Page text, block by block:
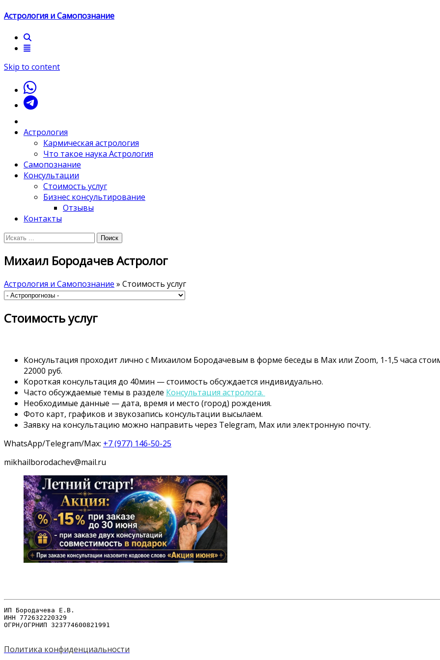
Астрология и Самопознание
Skip to content
Астрология
Кармическая астрология
Что такое наука Астрология
Самопознание
Консультации
Стоимость услуг
Бизнес консультирование
Отзывы
Контакты
Михаил Бородачев Астролог
Астрология и Самопознание » Стоимость услуг
Стоимость услуг
Консультация проходит лично с Михаилом Бородачевым в форме беседы в Max или Zoom, 1-1,5 часа
22000 руб.
Короткая консультация до 40мин — стоимость обсуждается индивидуально.
Часто обсуждаемые темы в разделе Консультация астролога.
Необходимые данные — дата, время и место (город) рождения.
Фото карт, графиков и звукозапись консультации высылаем.
Заявку на консультацию можно направить через Telegram, Max или электронную почту.
WhatsApp/Telegram/Max: +7 (977) 146-50-25
mikhailborodachev@mail.ru
ИП Бородачева Е.В.
ИНН 772632220329
ОГРН/ОГРНИП 323774600821991
Политика конфиденциальности